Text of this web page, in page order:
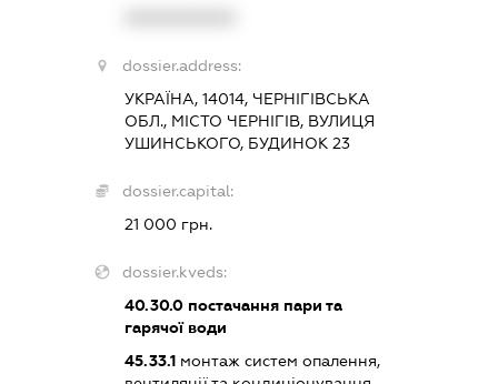
dossier.address:
УКРАЇНА, 14014, ЧЕРНІГІВСЬКА
ОБЛ., МІСТО ЧЕРНІГІВ, ВУЛИЦЯ
УШИНСЬКОГО, БУДИНОК 23
dossier.capital:
21 000 грн.
dossier.kveds:
40.30.0 постачання пари та
гарячої води
45.33.1 монтаж систем опалення,